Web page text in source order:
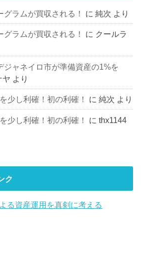
ラムが買収される！ に純次 より
ラムが買収される！ に クールラ
ジャネイロ市が準備資産の1%を
ヤ より
少し利確！初の利確！ に純次 より
少し利確！初の利確！ にthx1144
ク
る資産運用を真剣に考える